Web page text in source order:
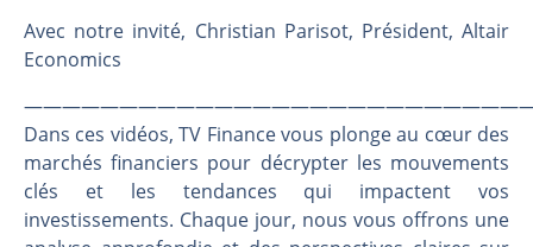
Avec notre invité, Christian Parisot, Président, Altair
Economics
Dans ces vidéos, TV Finance vous plonge au cœur des
marchés financiers pour décrypter les mouvements
clés et les tendances qui impactent vos
investissements. Chaque jour, nous vous offrons une